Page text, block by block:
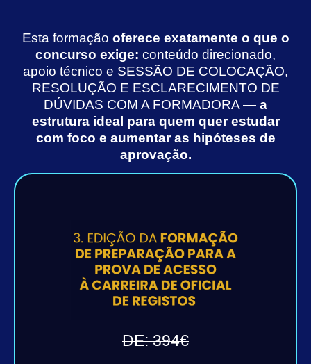
Esta formação oferece exatamente o que o
concurso exige: conteúdo direcionado,
apoio técnico e SESSÃO DE COLOCAÇÃO,
RESOLUÇÃO E ESCLARECIMENTO DE
DÚVIDAS COM A FORMADORA — a
estrutura ideal para quem quer estudar
com foco e aumentar as hipóteses de
aprovação.
DE: 394€